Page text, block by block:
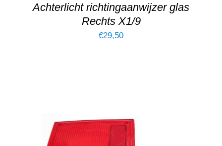
Achterlicht richtingaanwijzer glas
Rechts X1/9
€29,50
TOEVOEGEN AAN WINKELWAGEN